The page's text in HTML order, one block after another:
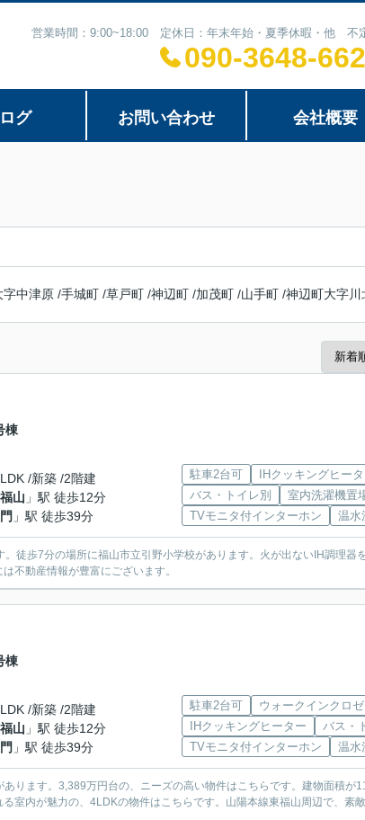
営業時間：9:00~18:00 定休日：年末年始・夏季休暇・他 不
090-3648-
グ お問い合わせ 会社概要
字中津原 /手城町 /草戸町 /神辺町 /加茂町 /山手町 /神辺町大字川
棟
/新築 /2階建
山 」駅 徒歩12分
」駅 徒歩39分
駐車2台可
IHクッキングヒー
バス・トイレ別
室内洗濯機置
TVモニタ付インターホン
温水
徒歩7分の場所に福山市立引野小学校があります。火が出ないIH調理器
不動産情報が豊富にございます。
棟
/新築 /2階建
山 」駅 徒歩12分
」駅 徒歩39分
駐車2台可
ウォークインクロゼ
IHクッキングヒーター
バス・
TVモニタ付インターホン
温水
ります。3,389万円台の、ニーズの高い物件はこちらです。建物面積が
室内が魅力の、4LDKの物件はこちらです。山陽本線東福山周辺で、素